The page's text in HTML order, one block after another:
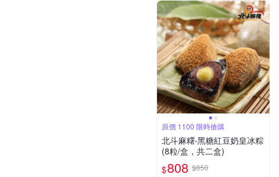
原價 1100 限時搶購
北斗麻糬‧黑糖紅豆奶皇冰粽
(8粒/盒，共二盒)
$808 $850